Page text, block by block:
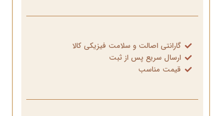
گارانتی اصالت و سلامت فیزیکی کالا
ارسال سریع پس از ثبت
قیمت مناسب